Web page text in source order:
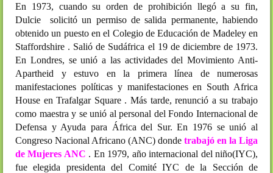
En 1973, cuando su orden de prohibición llegó a su fin,
Dulcie solicitó un permiso de salida permanente, habiendo
obtenido un puesto en el Colegio de Educación de Madeley en
Staffordshire . Salió de Sudáfrica el 19 de diciembre de 1973.
En Londres, se unió a las actividades del Movimiento Anti-
Apartheid y estuvo en la primera línea de numerosas
manifestaciones políticas y manifestaciones en South Africa
House en Trafalgar Square . Más tarde, renunció a su trabajo
como maestra y se unió al personal del Fondo Internacional de
Defensa y Ayuda para África del Sur. En 1976 se unió al
Congreso Nacional Africano (ANC) donde trabajó en la Liga
de Mujeres ANC . En 1979, año internacional del niño(IYC),
fue elegida presidenta del Comité IYC de la Sección de